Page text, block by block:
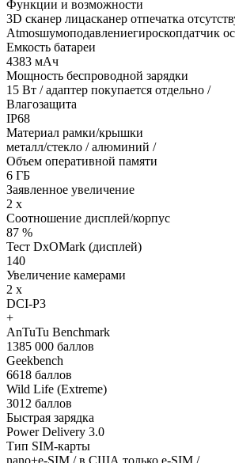
Функции и возможности
3D сканер лицасканер отпечатка
Atmosшумоподавлениегироскопдатчик
Емкость батареи
4383 мАч
Мощность беспроводной зарядки
15 Вт / адаптер покупается отдельно /
Влагозащита
IP68
Материал рамки/крышки
металл/стекло / алюминий /
Объем оперативной памяти
6 ГБ
Заявленное увеличение
2 x
Соотношение дисплей/корпус
87 %
Тест DxOMark (дисплей)
140
Увеличение камерами
2 x
DCI-P3
+
AnTuTu Benchmark
1385 000 баллов
Geekbench
6618 баллов
Wild Life (Extreme)
3012 баллов
Быстрая зарядка
Power Delivery 3.0
Тип SIM-карты
nano+e-SIM / в США только e-SIM /